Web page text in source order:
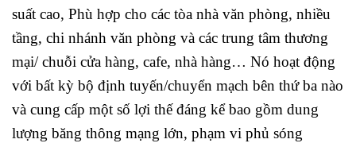
suất cao, Phù hợp cho các tòa nhà văn phòng, nhiều
tầng, chi nhánh văn phòng và các trung tâm thương
mại/ chuỗi cửa hàng, cafe, nhà hàng… Nó hoạt động
với bất kỳ bộ định tuyến/chuyển mạch bên thứ ba nào
và cung cấp một số lợi thế đáng kể bao gồm dung
lượng băng thông mạng lớn, phạm vi phủ sóng